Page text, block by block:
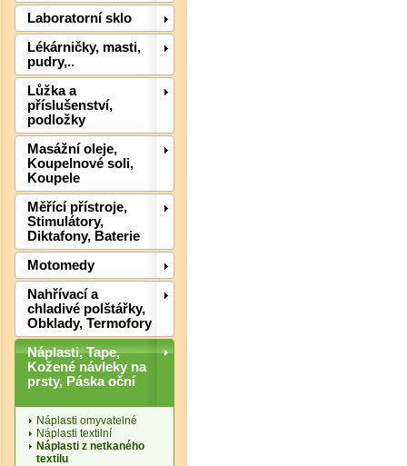
Laboratorní sklo
Lékárničky, masti,
pudry,..
Lůžka a
příslušenství,
podložky
Masážní oleje,
Koupelnové soli,
Koupele
Měřící přístroje,
Stimulátory,
Diktafony, Baterie
Motomedy
Nahřívací a
chladivé polštářky,
Obklady, Termofory
Náplasti, Tape,
Kožené návleky na
prsty, Páska oční
Náplasti omyvatelné
Náplasti textilní
Náplasti z netkaného
textilu